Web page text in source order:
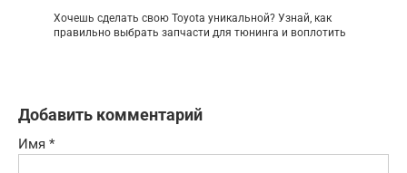
Хочешь сделать свою Toyota уникальной? Узнай, как
правильно выбрать запчасти для тюнинга и воплотить
Добавить комментарий
Имя *